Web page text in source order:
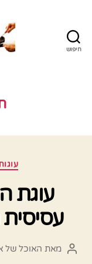
חיפוש
עוגת
המחבר
מאת האוכל של